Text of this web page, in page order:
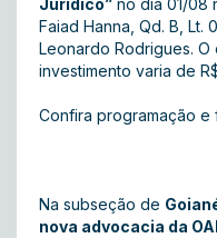
Jurídico” no dia 01/08
Faiad Hanna, Qd. B, Lt.
Leonardo Rodrigues.
investimento varia de R$
Confira programação e
Na subseção de
nova advocacia da